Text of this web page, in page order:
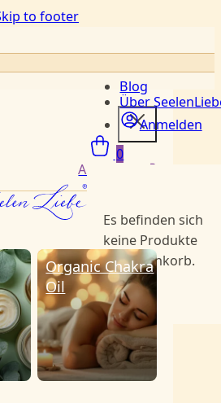
to footer
Blog
Über
Anmelden
0
Es befinden sich
keine Produkte
im Warenkorb.
Anmelden
Organic Chakra
Oil